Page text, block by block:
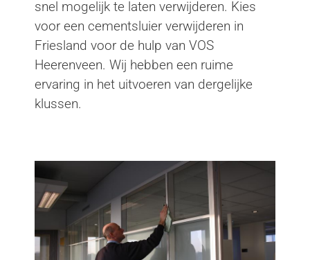
snel mogelijk te laten verwijderen. Kies
voor een cementsluier verwijderen in
Friesland voor de hulp van VOS
Heerenveen. Wij hebben een ruime
ervaring in het uitvoeren van dergelijke
klussen.